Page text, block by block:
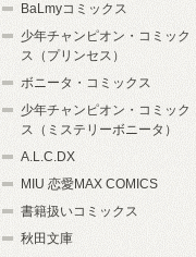
BaLmyコミックス
少年チャンピオン・コミック
ス（プリンセス）
ボニータ・コミックス
少年チャンピオン・コミック
ス（ミステリーボニータ）
A.L.C.DX
MIU 恋愛MAX COMICS
書籍扱いコミックス
秋田文庫